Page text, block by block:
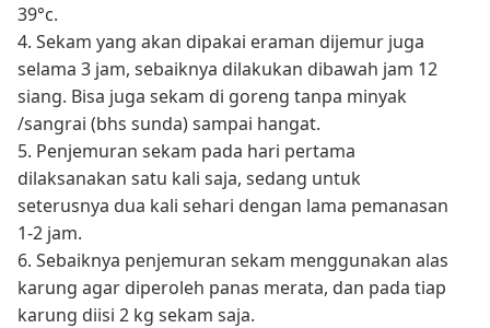
39°c.
4. Sekam yang akan dipakai eraman dijemur juga
selama 3 jam, sebaiknya dilakukan dibawah jam 12
siang. Bisa juga sekam di goreng tanpa minyak
/sangrai (bhs sunda) sampai hangat.
5. Penjemuran sekam pada hari pertama
dilaksanakan satu kali saja, sedang untuk
seterusnya dua kali sehari dengan lama pemanasan
1-2 jam.
6. Sebaiknya penjemuran sekam menggunakan alas
karung agar diperoleh panas merata, dan pada tiap
karung diisi 2 kg sekam saja.